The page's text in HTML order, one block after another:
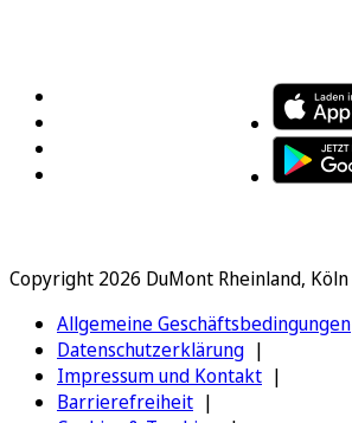
Copyright 2026 DuMont Rheinland, Köln
Allgemeine Geschäftsbedingungen
Datenschutzerklärung
Impressum und Kontakt
Barrierefreiheit